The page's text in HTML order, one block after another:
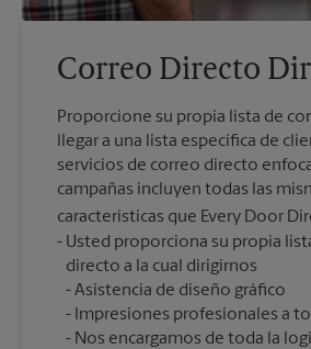
Correo Directo
Proporcione su propia lista de
llegar a una lista específica de
servicios de correo directo
campañas incluyen todas las
características que Every Door
Usted proporciona su propia
Asistencia de diseño gráfico
Impresiones profesionales a
Nos encargamos de toda la